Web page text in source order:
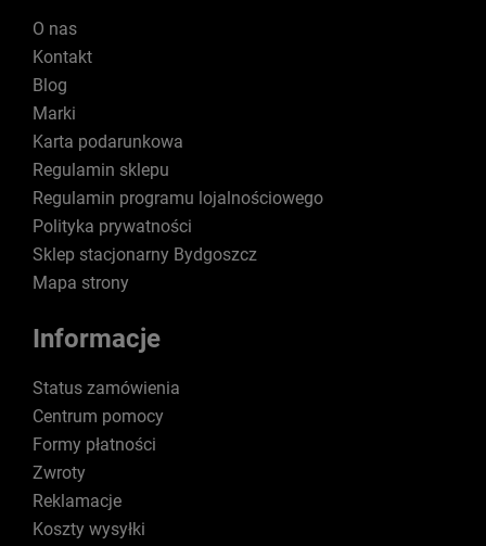
O nas
Kontakt
Blog
Marki
Karta podarunkowa
Regulamin sklepu
Regulamin programu lojalnościowego
Polityka prywatności
Sklep stacjonarny Bydgoszcz
Mapa strony
Informacje
Status zamówienia
Centrum pomocy
Formy płatności
Zwroty
Reklamacje
Koszty wysyłki